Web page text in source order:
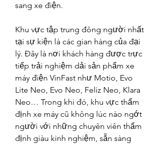
sang xe điện.
Khu vực tập trung đông người nhất
tại sự kiện là các gian hàng của đại
lý. Đây là nơi khách hàng được trực
tiếp trải nghiệm dải sản phẩm xe
máy điện VinFast như Motio, Evo
Lite Neo, Evo Neo, Feliz Neo, Klara
Neo… Trong khi đó, khu vực thẩm
định xe máy cũ không lúc nào ngớt
người với những chuyên viên thẩm
định giàu kinh nghiệm, sẵn sàng